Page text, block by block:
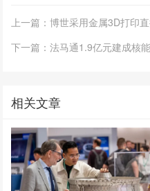
上一篇：博世采用金属3D打印
相关文章